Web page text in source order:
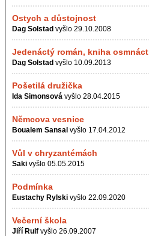
Ostych a důstojnost
Dag Solstad vyšlo 29.10.2008
Jedenáctý román, kniha osmnáct
Dag Solstad vyšlo 10.09.2013
Pošetilá družička
Ida Simonsová vyšlo 28.04.2015
Němcova vesnice
Boualem Sansal vyšlo 17.04.2012
Vůl v chryzantémách
Saki vyšlo 05.05.2015
Podmínka
Eustachy Rylski vyšlo 22.09.2020
Večerní škola
Jiří Rulf vyšlo 26.09.2007